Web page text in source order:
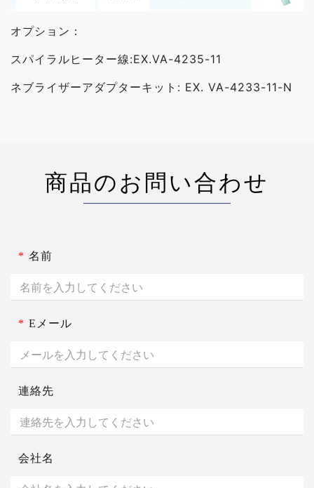
オプション：
スパイラルヒーター線:EX.VA-4235-11
ネブライザーアダプターキット: EX. VA-4233-11-N
商品のお問い合わせ
* 名前
* Eメール
連絡先
会社名